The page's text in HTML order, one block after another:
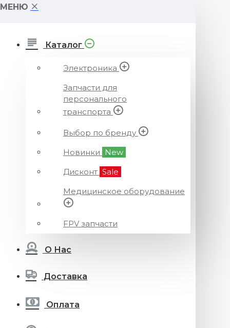
МЕНЮ
Каталог
Электроника
Запчасти для
персонального
транспорта
Выбор по бренду
Новинки
New
Дисконт Sale
Медицинское оборудование
FPV запчасти
О Нас
Доставка
Оплата